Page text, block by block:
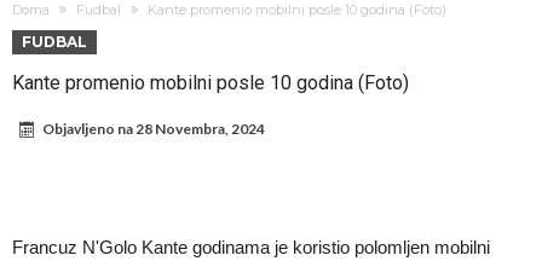
Mesi, znate li ko je drugi?
Прелом у трансферу Ромера? Интер нема довољно средстава,
ГОТОВО ЈЕ! Čelsi dovodi novog levog beka – transfer vredan 21
Doma Fudbal Kante promenio mobilni posle 10 godina (Foto)
FUDBAL
Kante promenio mobilni posle 10 godina (Foto)
Objavljeno na28 Novembra, 2024
Francuz N'Golo Kante godinama je koristio polomljen mobilni